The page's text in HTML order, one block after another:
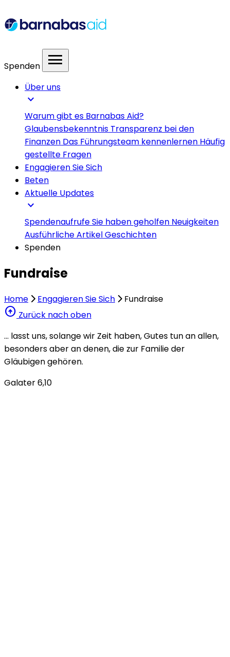
Spenden menu
Über uns
expand_more
Warum gibt es Barnabas Aid?
Glaubensbekenntnis Transparenz bei den
Finanzen Das Führungsteam kennenlernen Häufig
gestellte Fragen
Engagieren Sie Sich
Beten
Aktuelle Updates
expand_more
SpendenaufrufeSie haben geholfen Neuigkeiten
Ausführliche ArtikelGeschichten
Spenden
Fundraise
Home Engagieren Sie Sich Fundraise
arrow_circle_up Zurück nach oben
… lasst uns, solange wir Zeit haben, Gutes tun an allen,
besonders aber an denen, die zur Familie der
Gläubigen gehören.
Galater 6,10